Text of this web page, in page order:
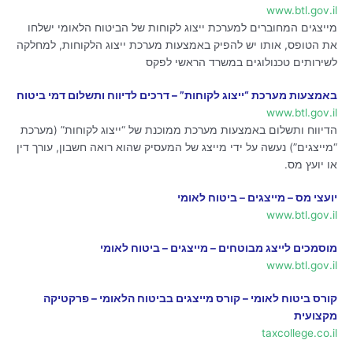
www.btl.gov.il
מייצגים המחוברים למערכת ייצוג לקוחות של הביטוח הלאומי ישלחו
את הטופס, אותו יש להפיק באמצעות מערכת ייצוג הלקוחות, למחלקה
לשירותים טכנולוגים במשרד הראשי לפקס
באמצעות מערכת “ייצוג לקוחות” – דרכים לדיווח ותשלום דמי ביטוח
www.btl.gov.il
הדיווח ותשלום באמצעות מערכת ממוכנת של “ייצוג לקוחות” (מערכת
“מייצגים”) נעשה על ידי מייצג של המעסיק שהוא רואה חשבון, עורך דין
או יועץ מס.
יועצי מס – מייצגים – ביטוח לאומי
www.btl.gov.il
מוסמכים לייצג מבוטחים – מייצגים – ביטוח לאומי
www.btl.gov.il
קורס ביטוח לאומי – קורס מייצגים בביטוח הלאומי – פרקטיקה
מקצועית
taxcollege.co.il